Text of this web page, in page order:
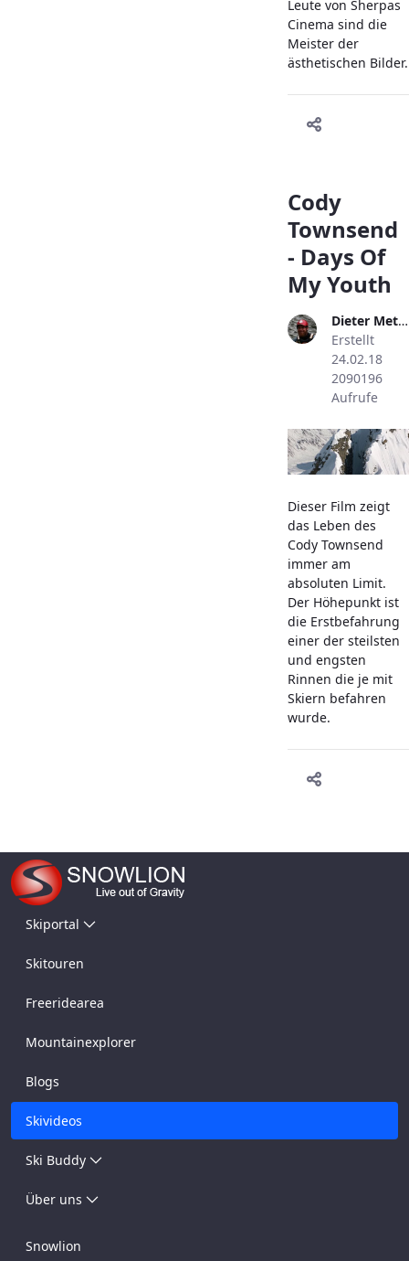
Leute von Sherpas
Cinema sind die
Meister der
ästhetischen Bilder.
Cody
Townsend
- Days Of
My Youth
Dieter Metzler
Erstellt
24.02.18
2090196
Aufrufe
Dieser Film zeigt
das Leben des
Cody Townsend
immer am
absoluten Limit.
Der Höhepunkt ist
die Erstbefahrung
einer der steilsten
und engsten
Rinnen die je mit
Skiern befahren
wurde.
Skiportal
Skitouren
Freeridearea
Mountainexplorer
Blogs
Skivideos
Ski Buddy
Über uns
Snowlion